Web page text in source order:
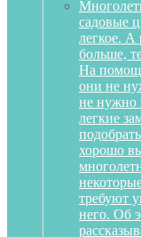
садовые
легкое. А
больше,
На
они не
не нужно
легкие
хорошо
требуют
него. Об